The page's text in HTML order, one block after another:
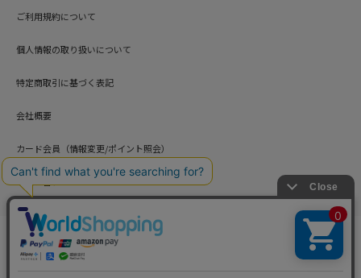
ご利用規約について
個人情報の取り扱いについて
特定商取引に基づく表記
会社概要
カード会員（情報変更/ポイント照会）